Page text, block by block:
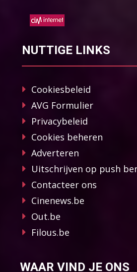
NUTTIGE LINKS
Cookiesbeleid
AVG Formulier
Privacybeleid
Cookies beheren
Adverteren
Uitschrijven op push
Contacteer ons
Cinenews.be
Out.be
Filous.be
WAAR VIND JE ONS